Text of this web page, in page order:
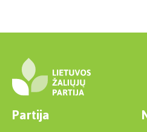
Partija